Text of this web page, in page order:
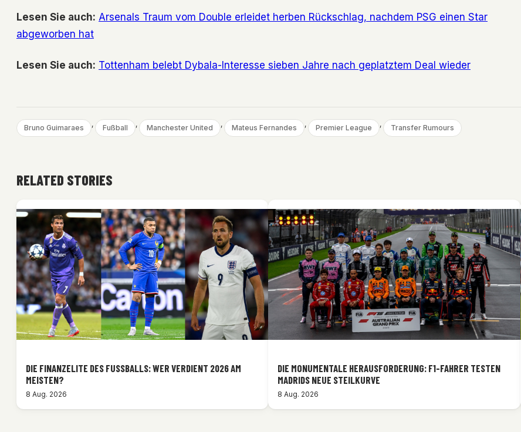
Lesen Sie auch: Arsenals Traum vom Double erleidet herben Rückschlag, nachdem PSG einen Star
abgeworben hat
Lesen Sie auch: Tottenham belebt Dybala-Interesse sieben Jahre nach geplatztem Deal wieder
Bruno Guimaraes , Fußball , Manchester United , Mateus Fernandes , Premier League , Transfer Rumours
RELATED STORIES
DIE FINANZELITE DES FUSSBALLS: WER VERDIENT 2026 AM M
EISTEN?
8 Aug. 2026
DIE MONUMENTALE HERAUSFORDERUNG: F1-FAHRER TESTEN
MADRIDS NEUE STEILKURVE
8 Aug. 2026